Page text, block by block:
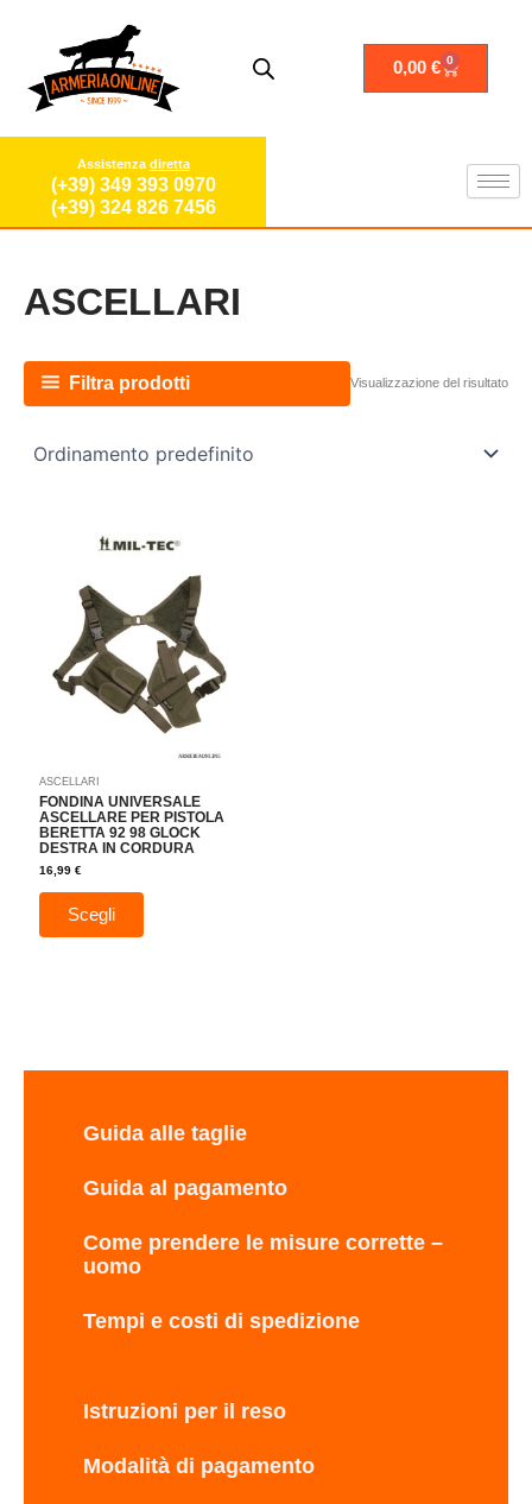
contenuto
0,00€ 0
Carrello
Assistenza diretta
(+39) 349 393 0970
(+39) 324 826 7456
ASCELLARI
Filtra prodotti Visualizzazione del risultato
ASCELLARI
FONDINA UNIVERSALE
ASCELLARE PER PISTOLA
BERETTA 92 98 GLOCK
DESTRA IN CORDURA
16,99€
Scegli
Questo
più
varianti.
Le
opzioni
possono
essere
del
prodotto
Guida alle taglie
Guida al pagamento
Come prendere le misure corrette –
uomo
Tempi e costi di spedizione
Istruzioni per il reso
Modalità di pagamento